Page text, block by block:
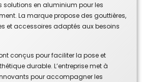
solutions en aluminium pour les
La marque propose des gouttières,
et accessoires adaptés aux besoins
conçus pour faciliter la pose et
durable. L’entreprise met à
pour accompagner les